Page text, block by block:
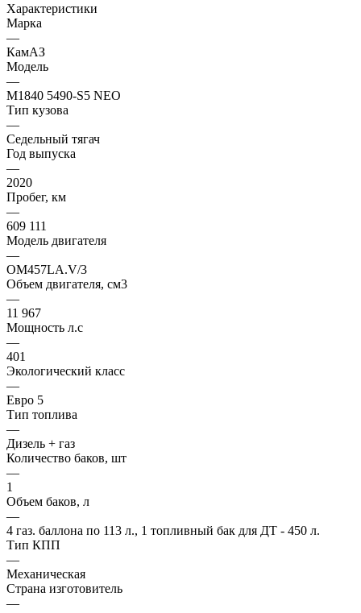
Характеристики
Марка
—
КамАЗ
Модель
—
M1840 5490-S5 NEO
Тип кузова
—
Седельный тягач
Год выпуска
—
2020
Пробег, км
—
609 111
Модель двигателя
—
OM457LA.V/3
Объем двигателя, см3
—
11 967
Мощность л.с
—
401
Экологический класс
—
Евро 5
Тип топлива
—
Дизель + газ
Количество баков, шт
—
1
Объем баков, л
—
4 газ. баллона по 113 л., 1 топливный бак для ДТ - 450 л.
Тип КПП
—
Механическая
Страна изготовитель
—